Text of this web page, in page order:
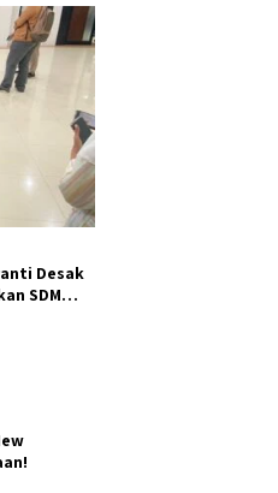
Desak
SDM